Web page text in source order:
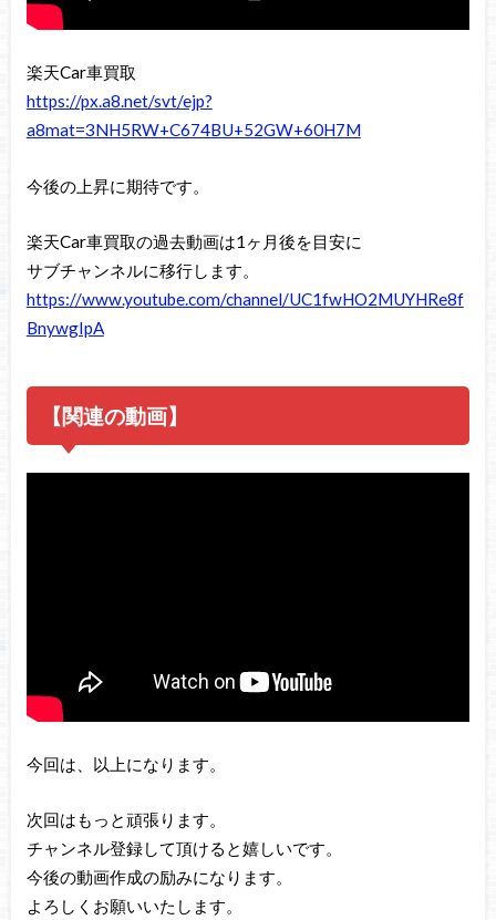
楽天Car車買取
https://px.a8.net/svt/ejp?
a8mat=3NH5RW+C674BU+52GW+60H7M
今後の上昇に期待です。
楽天Car車買取の過去動画は1ヶ月後を目安に
サブチャンネルに移行します。
https://www.youtube.com/channel/UC1fwHO2MUYHRe8f
BnywgIpA
【関連の動画】
今回は、以上になります。
次回はもっと頑張ります。
チャンネル登録して頂けると嬉しいです。
今後の動画作成の励みになります。
よろしくお願いいたします。